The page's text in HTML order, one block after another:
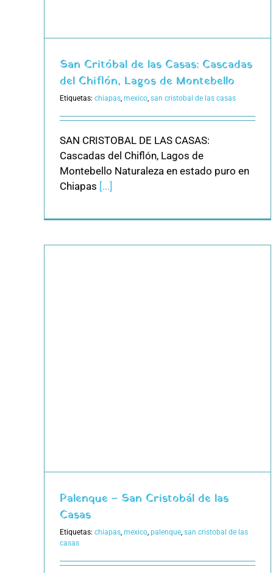
San Critóbal de las Casas: Cascadas
del Chiflón, Lagos de Montebello
Etiquetas: chiapas, mexico, san cristobal de las casas
SAN CRISTOBAL DE LAS CASAS:
Cascadas del Chiflón, Lagos de
Montebello Naturaleza en estado puro en
Chiapas [...]
Palenque – San Cristobál de las
Casas
Etiquetas: chiapas, mexico, palenque, san cristobal de las
casas